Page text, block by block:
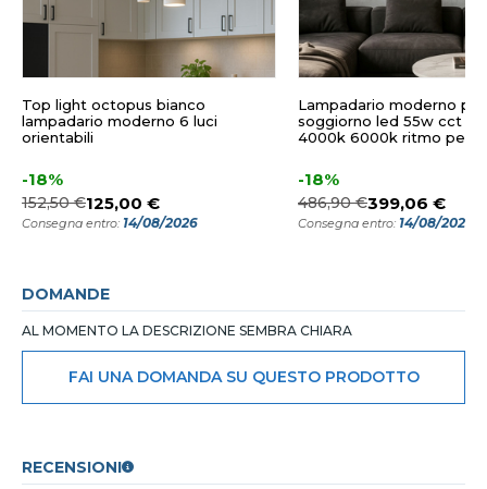
Top light octopus bianco
lampadario moderno 6 luci
orientabili
-18%
152,50 €125,00 €
Consegna entro: 14/08/2026
Lampadario moderno per
soggiorno led 55w cct
4000k 6000k ritmo
-18%
486,90 €399,06 €
Consegna entro: 14/08/2026
DOMANDE
AL MOMENTO LA DESCRIZIONE SEMBRA CHIARA
FAI UNA DOMANDA SU QUESTO PRODOTTO
RECENSIONI